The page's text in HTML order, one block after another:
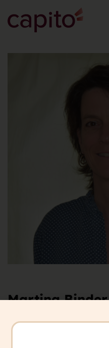
Martina Binder